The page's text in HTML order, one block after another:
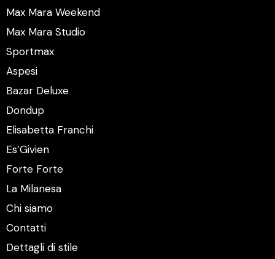
Max Mara Weekend
Max Mara Studio
Sportmax
Aspesi
Bazar Deluxe
Dondup
Elisabetta Franchi
Es’Givien
Forte Forte
La Milanesa
Chi siamo
Contatti
Dettagli di stile